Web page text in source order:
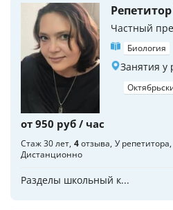
Частный
Биология
Занятия у
от 950 руб / час
Стаж 30 лет 4отзыва У репетитора
Дистанционно
Разделы школьный к...